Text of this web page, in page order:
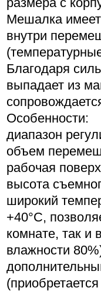
Мешалка
внутри
Благодаря
выпадает из
Особенности:
диапазон
объем
рабочая
высота
широкий
+40°С,
комнате, так и
влажности